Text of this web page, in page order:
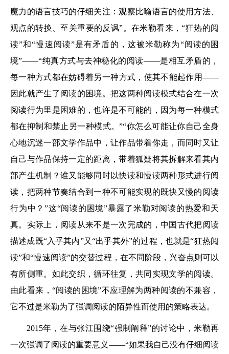
魔力的语言技巧的仔细关注：观察比喻语言的使用方法、
观点的转换、至关重要的反讽”。在米勒看来，“狂热的阅
读”和“慢速阅读”是有矛盾的，这被米勒称为“阅读的困
境”——“纯真方式与去神秘化的阅读——是相互矛盾的，
每一种方式都在妨碍着另一种方式，使其不能起作用——
因此就产生了阅读的困境。把这两种阅读模式结合在一次
阅读行为里是困难的，也许是不可能的，因为每一种模式
都在抑制和禁止另一种模式。”“你怎么可能让你自己全身
心地沉迷一部文学作品中，让作品带着你走，而同时又让
自己与作品保持一定的距离，带着狐疑将其拆解来看其内
部产生机制？谁又能够同时以快读和慢读两种形式进行阅
读，把两种节奏结合到一种不可能实现的既快又慢的阅读
行为中？”这“阅读的困境”暴露了米勒对阅读的热爱和天
真。实际上，阅读从来不是一次完成的，中国古代把阅读
描述成既“入乎其内”又“出乎其外”的过程，也就是“狂热阅
读”和“慢速阅读”的交替过程，在不同阶段，兴奋点则可以
有所侧重。如此交织，循环往复，共同实现文学的阅读。
由此看来，“阅读的困境”不应理解为两种阅读的不兼容，
它不过是米勒为了强调阅读的陌异性而使用的策略表达。
2015年，在与张江围绕“强制阐释”的讨论中，米勒再
一次强调了阅读的重要意义——“如果我自己没有仔细阅读